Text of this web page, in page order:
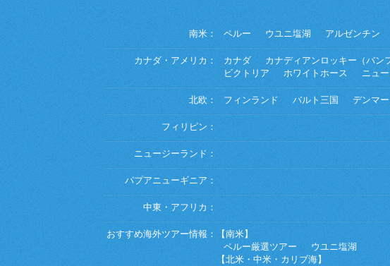
南米： ペルー ウユニ塩湖 アルゼンチン
カナダ・アメリカ： カナダ カナディアンロッキー（バン
ビクトリア
ホワイトホース ニュ
北欧： フィンランド バルト三国 デンマー
フィリピン：
ニュージーランド：
パプアニューギニア：
中東・アフリカ：
おすすめ海外ツアー情報：
【南米】
ペルー厳選ツアー
ウユニ塩湖
【北米・中米・カリブ海】